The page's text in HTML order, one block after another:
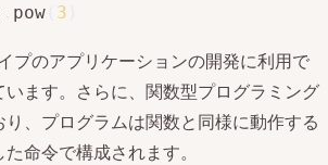
pow 3
プのアプリケーションの開発に利用で
います。さらに、関数型プログラミング
り、プログラムは関数と同様に動作する
命令で構成されます。